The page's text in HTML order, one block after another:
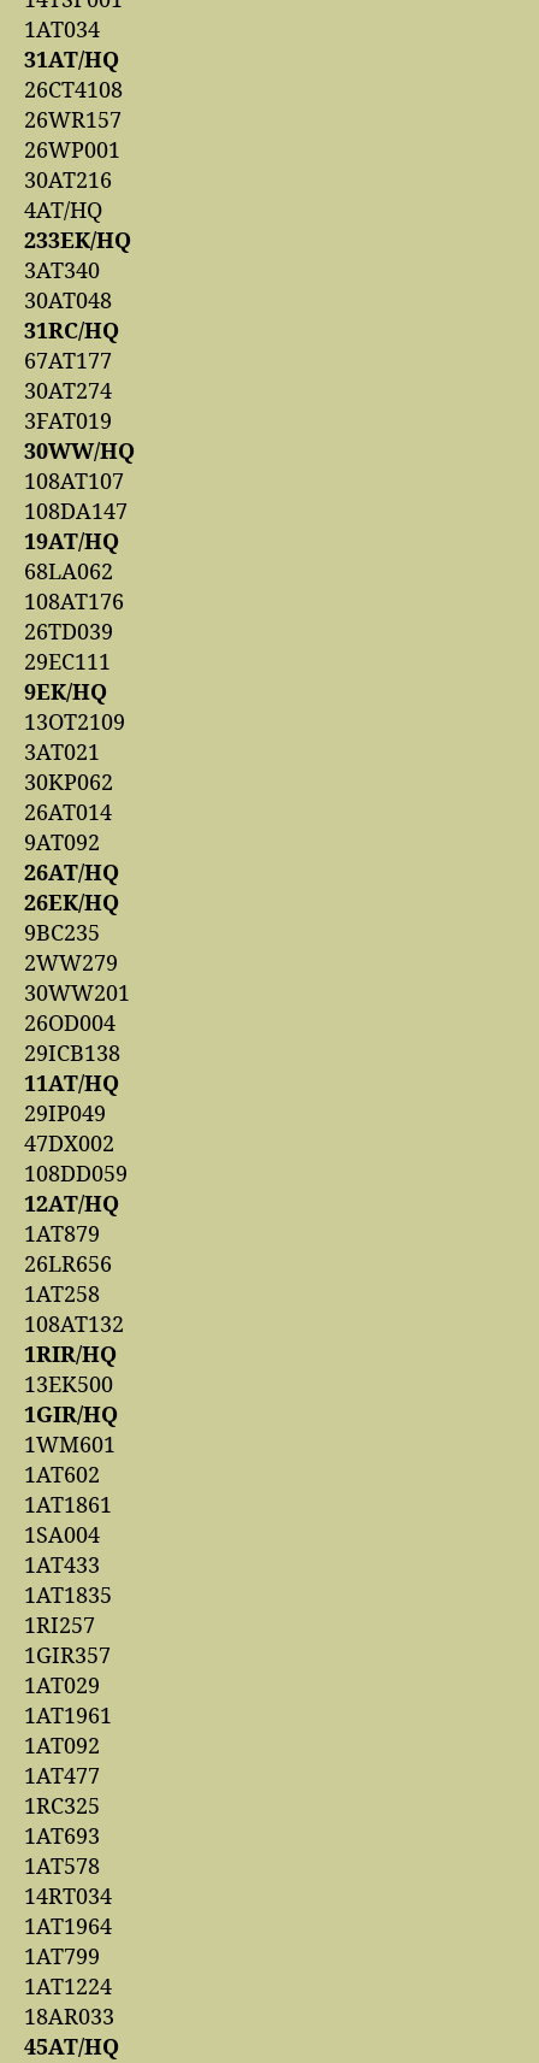
1AT034
31AT/HQ
26CT4108
26WR157
26WP001
30AT216
4AT/HQ
233EK/HQ
3AT340
30AT048
31RC/HQ
67AT177
30AT274
3FAT019
30WW/HQ
108AT107
108DA147
19AT/HQ
68LA062
108AT176
26TD039
29EC111
9EK/HQ
13OT2109
3AT021
30KP062
26AT014
9AT092
26AT/HQ
26EK/HQ
9BC235
2WW279
30WW201
26OD004
29ICB138
11AT/HQ
29IP049
47DX002
108DD059
12AT/HQ
1AT879
26LR656
1AT258
108AT132
1RIR/HQ
13EK500
1GIR/HQ
1WM601
1AT602
1AT1861
1SA004
1AT433
1AT1835
1RI257
1GIR357
1AT029
1AT1961
1AT092
1AT477
1RC325
1AT693
1AT578
14RT034
1AT1964
1AT799
1AT1224
18AR033
45AT/HQ